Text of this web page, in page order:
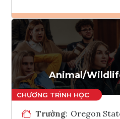
Animal/
Trường: Oregon